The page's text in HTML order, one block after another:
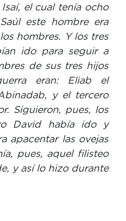
el cual tenía ocho
este hombre era
hombres. Y los tres
ido para seguir a
de sus tres hijos
eran: Eliab el
y el tercero
Siguieron, pues, los
David había ido y
apacentar las ovejas
pues, aquel filisteo
y así lo hizo durante